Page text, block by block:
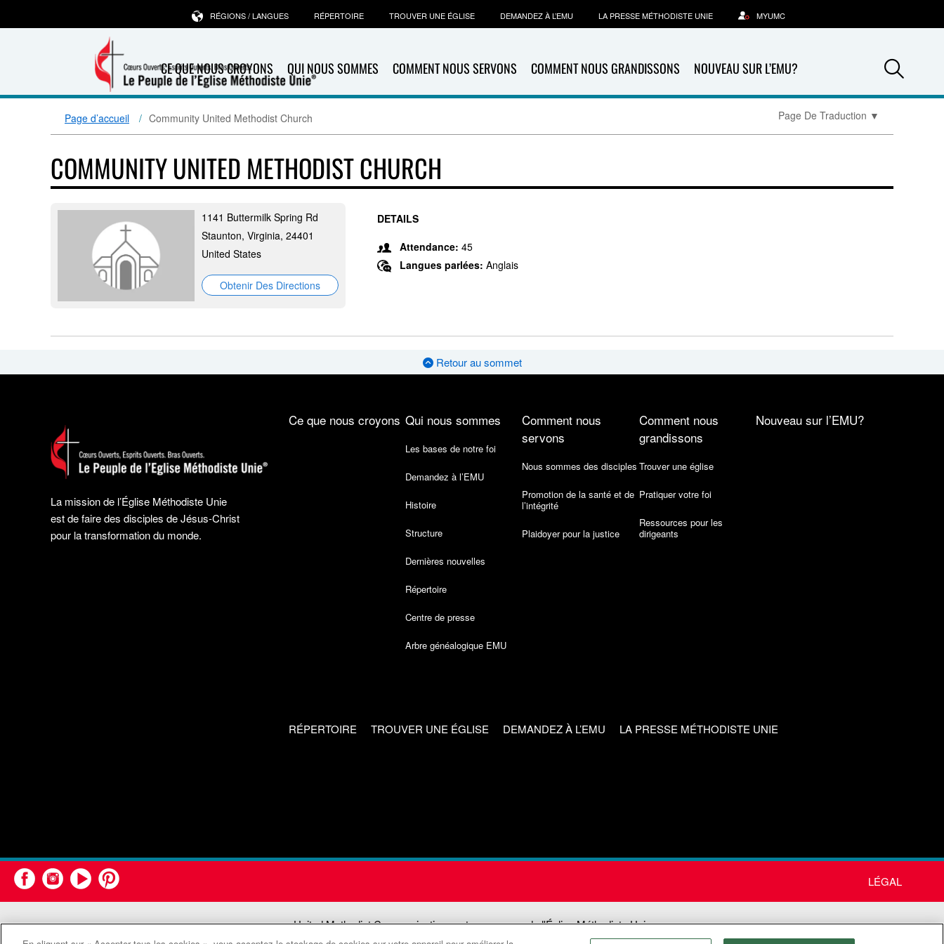
CE QUE NOUS CROYONS QUI NOUS SOMMES COMMENT NOUS SERVONS COMMENT NOUS GRANDISSONS NOUVEAU SUR L’EMU?
RÉGIONS / LANGUES RÉPERTOIRE TROUVER UNE ÉGLISE DEMANDEZ À L’EMU LA PRESSE MÉTHODISTE UNIE MYUMC
Page d’accueil Community United Methodist Church Page De Traduction ▼
COMMUNITY UNITED METHODIST CHURCH
1141 Buttermilk Spring Rd
Staunton, Virginia, 24401
United States
Obtenir Des Directions
DETAILS
Attendance: 45
Langues parlées: Anglais
Retour au sommet
La mission de l’Église Méthodiste Unie
est de faire des disciples de Jésus-Christ
pour la transformation du monde.
Ce que nous croyons Qui nous sommes
Les bases de notre foi
Demandez à l’EMU
Histoire
Structure
Dernières nouvelles
Répertoire
Centre de presse
Arbre généalogique EMU
Comment nous
servons
Nous sommes des disciples
Promotion de la santé et de
l’intégrité
Plaidoyer pour la justice
Comment nous
grandissons
Trouver une église
Pratiquer votre foi
Ressources pour les
dirigeants
Nouveau sur l’EMU?
RÉPERTOIRE TROUVER UNE ÉGLISE DEMANDEZ À L’EMU LA PRESSE MÉTHODISTE UNIE
LÉGAL
United Methodist Communications est une agence de l'Église Méthodiste Unie